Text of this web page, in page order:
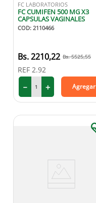
FC LABORATORIOS
FC CUMIFEN 500 MG X3
CAPSULAS VAGINALES
COD: 2110466
2210,22 5525,55
REF 2.92
＋
－ Agregar